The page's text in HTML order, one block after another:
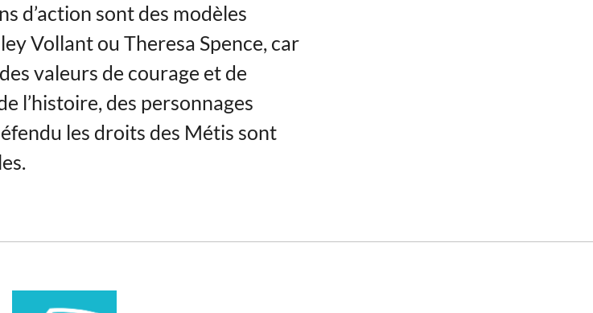
d’action sont des modèles
Vollant ou Theresa Spence, car
valeurs de courage et de
l’histoire, des personnages
les droits des Métis sont